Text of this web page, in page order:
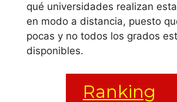
Universidad
Autónoma de
Madrid
Universidad
Camilo José Cela
qué universidades realizan
en modo a distancia, puesto
pocas y no todos los grados
disponibles.
Ranking